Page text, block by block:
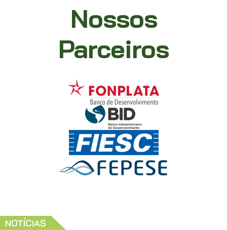
Nossos
Parceiros
NOTÍCIAS